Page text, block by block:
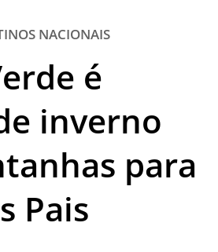
DICAS
VITRINE
TURISMO SA TV
E APROVADO
PARCEIROS
SOMOS - EQUIPE
CONTATO
NACIONAIS
é
inverno
para
Pais